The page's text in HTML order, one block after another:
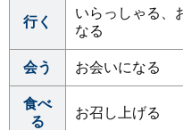
行く
いらっしゃる、
なる
会う お会いになる
食べ
る
お召し上げる